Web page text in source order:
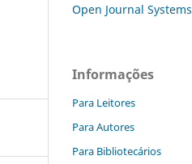
Open Journal Systems
Informações
Para Leitores
Para Autores
Para Bibliotecários